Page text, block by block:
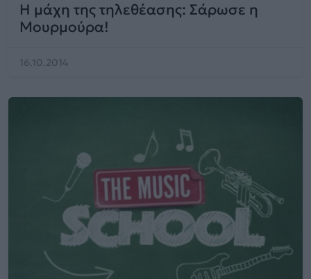
Η μάχη της τηλεθέασης: Σάρωσε η
Μουρμούρα!
16.10.2014